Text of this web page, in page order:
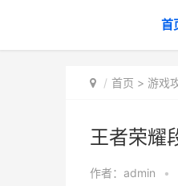
首
首页 > 游戏
王者荣耀
作者： admin •